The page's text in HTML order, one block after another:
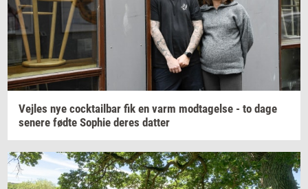
Vej­les nye co­ck­tail­bar fik en varm mod­ta­gel­se - to dage
se­ne­re fødte Sop­hie deres dat­ter